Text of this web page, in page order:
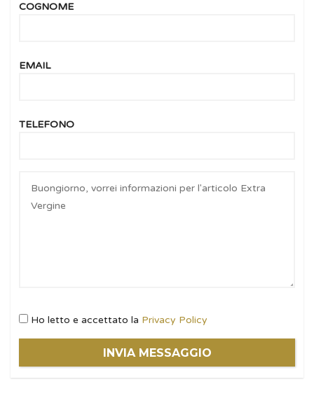
COGNOME
EMAIL
TELEFONO
Ho letto e accettato la Privacy Policy
INVIA MESSAGGIO